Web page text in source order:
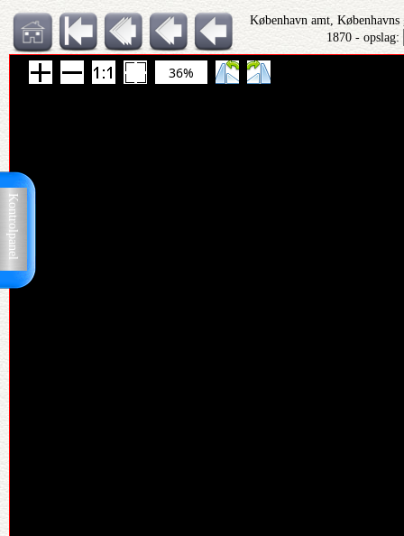
Kontrolpanel
København amt,
1870 - opslag:
36%